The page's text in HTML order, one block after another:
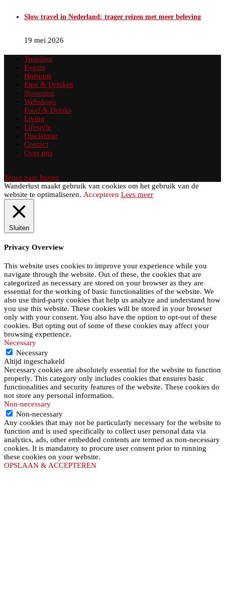
Slow travel in Nederland: trager reizen met meer beleving
19 mei 2026
Trending
Events
Hotspots
Eten & Drinken
Shopping
Webshops
Food & Drinks
Living
Lifestyle
Disclaimer
Contact
Over ons
Terug naar boven
Wanderlust maakt gebruik van cookies om het gebruik van de
website te optimaliseren. Accepteren Lees meer
Sluiten
Privacy Overview
This website uses cookies to improve your experience while you
navigate through the website. Out of these, the cookies that are
categorized as necessary are stored on your browser as they are
essential for the working of basic functionalities of the website. We
also use third-party cookies that help us analyze and understand how
you use this website. These cookies will be stored in your browser
only with your consent. You also have the option to opt-out of these
cookies. But opting out of some of these cookies may affect your
browsing experience.
Necessary
Necessary
Altijd ingeschakeld
Necessary cookies are absolutely essential for the website to function
properly. This category only includes cookies that ensures basic
functionalities and security features of the website. These cookies do
not store any personal information.
Non-necessary
Non-necessary
Any cookies that may not be particularly necessary for the website to
function and is used specifically to collect user personal data via
analytics, ads, other embedded contents are termed as non-necessary
cookies. It is mandatory to procure user consent prior to running
these cookies on your website.
OPSLAAN & ACCEPTEREN